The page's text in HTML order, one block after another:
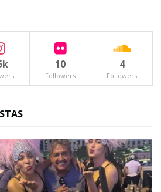
logró otro tanto al
3-0 a favor de Xpress,
tanto en campeón de este
global de 6-0.
entregados por el
Godínez, quien se hizo
ceremonia por el director
Varela, así como por los
y por el futbolista
10
Followers
4
Followers